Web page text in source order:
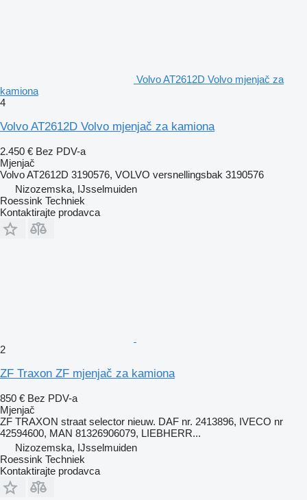
Volvo AT2612D Volvo mjenjač za
kamiona
4
Volvo AT2612D Volvo mjenjač za kamiona
2.450 € Bez PDV-a
Mjenjač
Volvo AT2612D 3190576, VOLVO versnellingsbak 3190576
Nizozemska, IJsselmuiden
Roessink Techniek
Kontaktirajte prodavca
2
ZF Traxon ZF mjenjač za kamiona
850 € Bez PDV-a
Mjenjač
ZF TRAXON straat selector nieuw. DAF nr. 2413896, IVECO nr
42594600, MAN 81326906079, LIEBHERR...
Nizozemska, IJsselmuiden
Roessink Techniek
Kontaktirajte prodavca